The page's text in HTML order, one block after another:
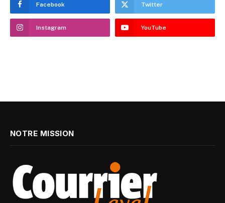
Facebook Twitter
Instagram YouTube
NOTRE MISSION